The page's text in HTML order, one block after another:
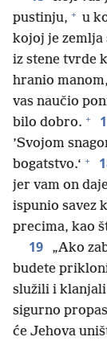
pustinju, + u
kojoj je zemlja
iz stene tvrde
hranio manom,
vas naučio
bilo dobro. +
’Svojom
bogatstvo.‘ +
jer vam on
ispunio savez
precima, kao
19
„Ako
budete
služili i klanjali
sigurno
će Jehova